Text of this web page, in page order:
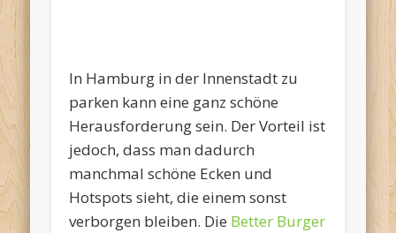
In Hamburg in der Innenstadt zu
parken kann eine ganz schöne
Herausforderung sein. Der Vorteil ist
jedoch, dass man dadurch
manchmal schöne Ecken und
Hotspots sieht, die einem sonst
verborgen bleiben. Die Better Burger